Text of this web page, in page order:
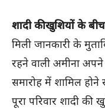
शादी की खुशियों के
मिली जानकारी के
रहने वाली अमीना
समारोह में शामिल
पूरा परिवार शादी